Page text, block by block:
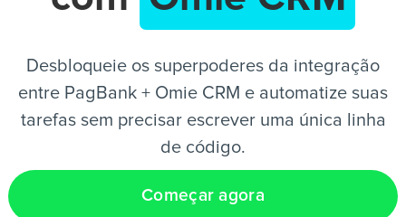
Desbloqueie os superpoderes da integração
entre PagBank + Omie CRM e automatize suas
tarefas sem precisar escrever uma única linha
de código.
Começar agora